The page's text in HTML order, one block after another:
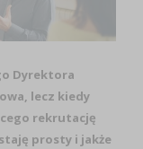
Dyrektora
lecz kiedy
rekrutację
prosty i jakże